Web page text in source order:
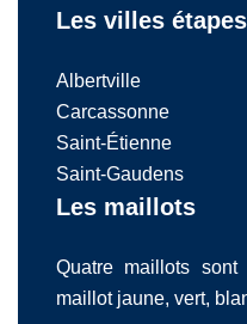
Les villes étapes
Albertville
Carcassonne
Saint-Étienne
Saint-Gaudens
Les maillots
Quatre maillots
maillot jaune, vert,